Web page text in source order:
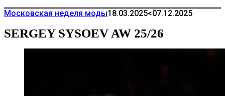
Московская неделя моды18.03.2025<07.12.2025
SERGEY SYSOEV AW 25/26